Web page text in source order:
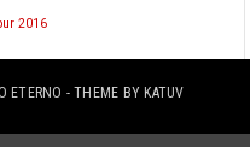
2016
ETERNO - THEME BY KATUV